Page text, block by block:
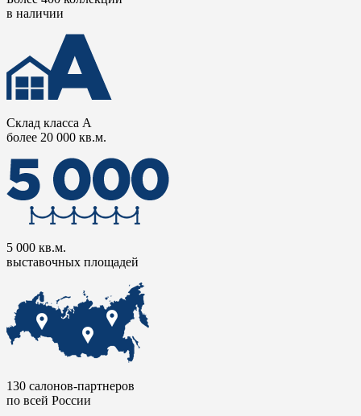
в наличии
Склад класса А
более 20 000 кв.м.
5 000 кв.м.
выставочных площадей
130 салонов-партнеров
по всей России